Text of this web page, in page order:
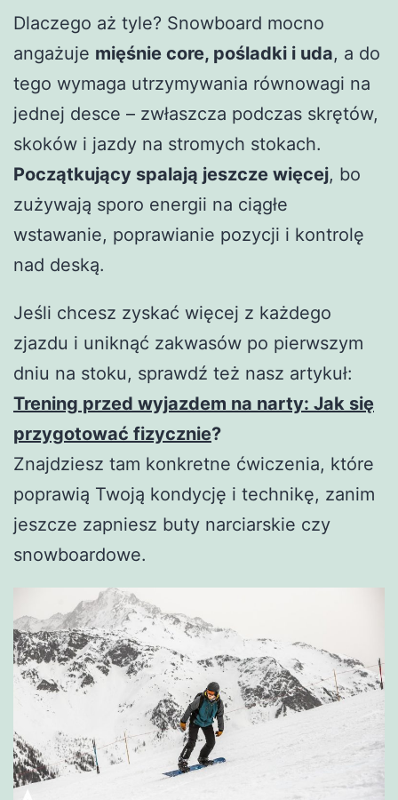
Dlaczego aż tyle? Snowboard mocno
angażuje mięśnie core, pośladki i uda, a do
tego wymaga utrzymywania równowagi na
jednej desce – zwłaszcza podczas skrętów,
skoków i jazdy na stromych stokach.
Początkujący spalają jeszcze więcej, bo
zużywają sporo energii na ciągłe
wstawanie, poprawianie pozycji i kontrolę
nad deską.
Jeśli chcesz zyskać więcej z każdego
zjazdu i uniknąć zakwasów po pierwszym
dniu na stoku, sprawdź też nasz artykuł:
Trening przed wyjazdem na narty: Jak się
przygotować fizycznie?
Znajdziesz tam konkretne ćwiczenia, które
poprawią Twoją kondycję i technikę, zanim
jeszcze zapniesz buty narciarskie czy
snowboardowe.